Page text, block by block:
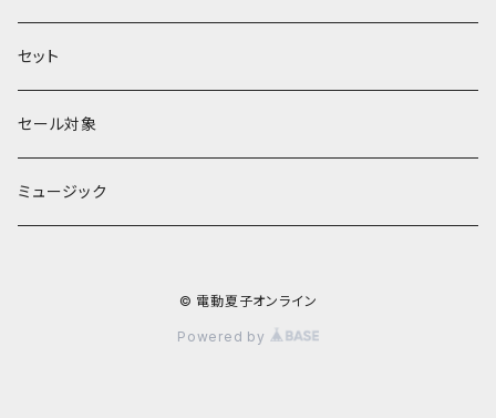
ЖeНoрмаnシリーズ
セット
セール対象
ミュージック
© 電動夏子オンライン
Powered by